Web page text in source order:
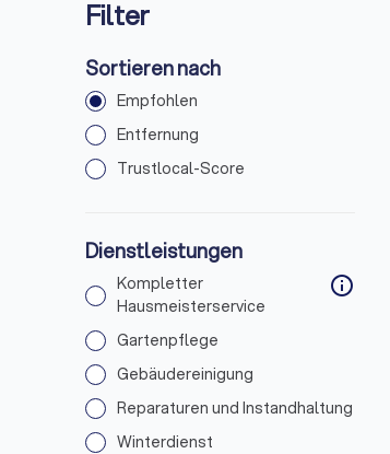
Filter
Sortieren nach
Empfohlen
Entfernung
Trustlocal-Score
Dienstleistungen
Kompletter
Hausmeisterservice
info
Gartenpflege
Gebäudereinigung
Reparaturen und Instandhaltung
Winterdienst